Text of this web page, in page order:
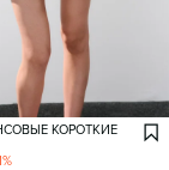
КОРОТКИЕ
%